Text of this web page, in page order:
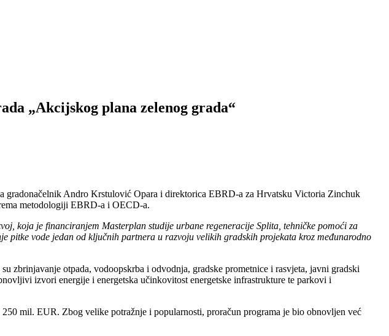
„Akcijskog plana zelenog grada“
gradonačelnik Andro Krstulović Opara i direktorica EBRD-a za Hrvatsku Victoria Zinchuk
metodologiji EBRD-a i OECD-a.
koja je financiranjem Masterplan studije urbane regeneracije Splita, tehničke pomoći za
pitke vode jedan od ključnih partnera u razvoju velikih gradskih projekata kroz međunarodno
zbrinjavanje otpada, vodoopskrba i odvodnja, gradske prometnice i rasvjeta, javni gradski
izvori energije i energetska učinkovitost energetske infrastrukture te parkovi i
mil. EUR. Zbog velike potražnje i popularnosti, proračun programa je bio obnovljen već